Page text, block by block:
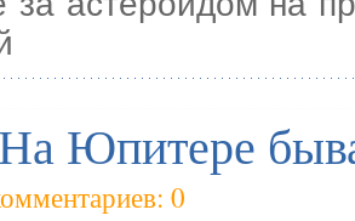
Юпитере
0